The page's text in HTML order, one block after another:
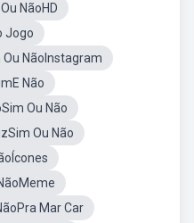
NãoHD
Jogo
Ou NãoInstagram
Não
Ou Não
Ou Não
Mar Car